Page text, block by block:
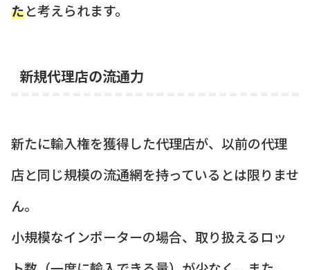
たと考えられます。
新規代理店の流通力
新たに輸入権を獲得した代理店が、以前の代理
店と同じ規模の流通網を持っているとは限りませ
ん。
小規模なインポーターの場合、取り扱えるロッ